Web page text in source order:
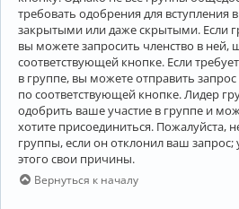
требовать одобрения для вступления
закрытыми или даже скрытыми. Если
вы можете запросить членство в ней,
соответствующей кнопке. Если
в группе, вы можете отправить
по соответствующей кнопке. Лидер
одобрить ваше участие в группе и
хотите присоединиться. Пожалуйста,
группы, если он отклонил ваш запрос;
этого свои причины.
Вернуться к началу